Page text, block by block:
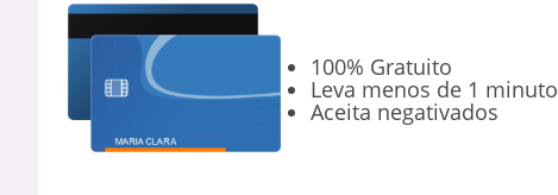
100% Gratuito
Leva menos de 1 minuto
Aceita negativados